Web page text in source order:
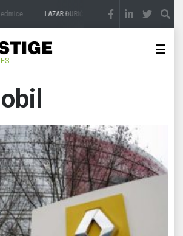
LAZAR ĐURIĆ: Promocija potencijal pretvara u
☰